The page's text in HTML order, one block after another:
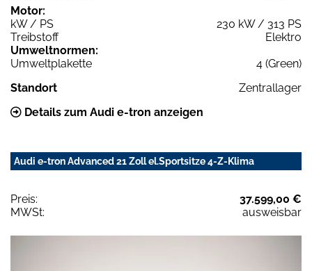
Motor:
kW / PS
230 kW / 313 PS
Treibstoff
Elektro
Umweltnormen:
Umweltplakette
4 (Green)
Standort
Zentrallager
Details zum Audi e-tron anzeigen
Audi e-tron Advanced 21 Zoll el.Sportsitze 4-Z-Klima
Preis:
37.599,00 €
MWSt:
ausweisbar